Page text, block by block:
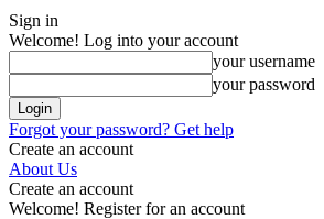
Sign in
Welcome! Log into your account
your username
your password
Forgot your password? Get help
Create an account
About Us
Create an account
Welcome! Register for an account